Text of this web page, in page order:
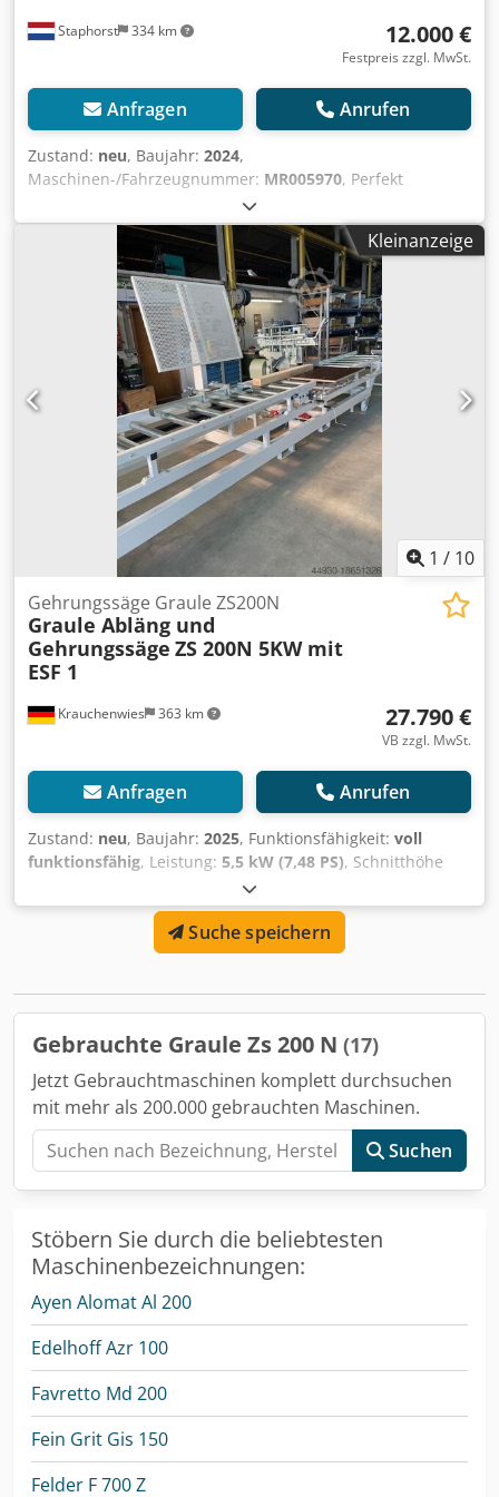
Staphorst 334 km 12.000 €
Festpreis zzgl. MwSt.
Anfragen Anrufen
Zustand: neu, Baujahr: 2024,
Maschinen-/Fahrzeugnummer: MR005970, Perfekt
zugeschnitten, 200mm hoch! In Doppelgehrung und mit
festem Nullpunkt. Beim Gehrungsschnitt dringt das
Sägeblatt der Maschine immer an der gleichen Stelle in
das Material ein. Technische Daten: - Fester Nullpunkt: Ja -
Gehrungswinkel: 45-90-25 ° Neigbar: Ja Neigungswinkel: 60
90 30 ° Maximale Schnittlänge: 420 mm Maximale
Schnitthöhe: 200 mm - Maximaler Sägeblattdurchmesser:
520 mm - Gewicht: 310 kg Dsdpfx Ajvzl Scobyjkr -
Sägeblattdrehzahl: 2800 /min - Motorleistung: 7 PS -
Seriennummer: 2024/95/5
Kleinanzeige
1 / 10
Krauchenwies 363 km
Gehrungssäge Graule ZS200N
Graule Abläng und
Gehrungssäge ZS 200N 5KW mit
ESF 1
27.790 €
VB zzgl. MwSt.
Anfragen Anrufen
Zustand: neu, Baujahr: 2025, Funktionsfähigkeit: voll
funktionsfähig, Leistung: 5,5 kW (7,48 PS), Schnitthöhe
, Sägeblattdurchmesser:
(min.):2.800 U/min, Schnittlänge (max.):420 mm,
Werkstückhöhe (max.):200 mm, Vorschublänge X-Achse:
, Längenanschlag:8.800 mm, Druck:
mm, Ausstattung:beidseitig, Fahresbares
ZS 200 Säge; Anschlagrollenbahn an der linken Seite 5200
mm, Messlänge von 400 - 5960 mm, mit digitaler LED
Maßanzeige, Messlänge inkl. Auszug ca. 8800 mm, Dkjdpfx
Absv Hhg Tjyjr Sägenuntergestell mit 6 Kurbelstützen
sorgen für sicheren Stand bei der Arbeit. Mit elektrischer
Stromverteilung und 3-fach Steckdose 230 V Fahresbares
Sägeuntergestell Beck ESF 1, Säge ZS 200 auf Untergestell
Suche speichern
Gebrauchte Graule Zs 200 N (17)
Jetzt Gebrauchtmaschinen komplett durchsuchen
mit mehr als 200.000 gebrauchten Maschinen.
Suchen
Stöbern Sie durch die beliebtesten
Maschinenbezeichnungen:
Ayen Alomat Al 200
Edelhoff Azr 100
Favretto Md 200
Fein Grit Gis 150
Felder F 700 Z